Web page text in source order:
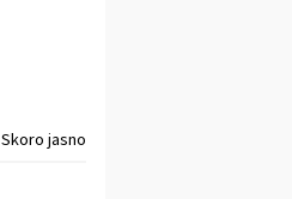
Skoro jasno